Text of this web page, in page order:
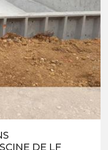
DE LF